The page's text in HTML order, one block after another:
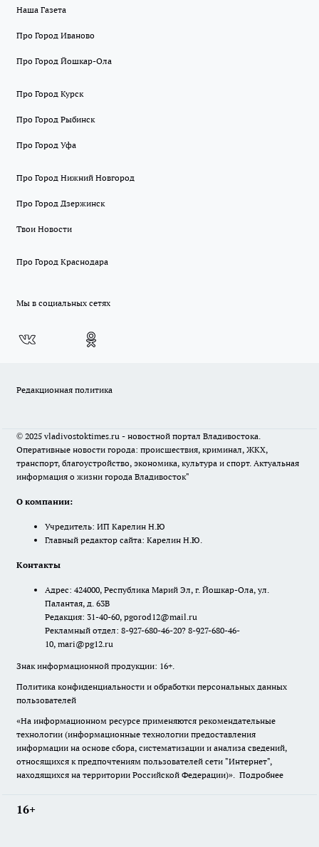
Наша Газета
Про Город Иваново
Про Город Йошкар-Ола
Про Город Курск
Про Город Рыбинск
Про Город Уфа
Про Город Нижний Новгород
Про Город Дзержинск
Твои Новости
Про Город Краснодара
Мы в социальных сетях
Редакционная политика
© 2025 vladivostoktimes.ru - новостной портал Владивостока.
Оперативные новости города: происшествия, криминал, ЖКХ,
транспорт, благоустройство, экономика, культура и спорт. Актуальная
информация о жизни города Владивосток"
О компании:
Учредитель: ИП Карелин Н.Ю
Главный редактор сайта: Карелин Н.Ю.
Контакты
Адрес: 424000, Республика Марий Эл, г. Йошкар-Ола, ул.
Палантая, д. 63В
Редакция: 31-40-60, pgorod12@mail.ru
Рекламный отдел: 8-927-680-46-20? 8-927-680-46-
10, mari@pg12.ru
Знак информационной продукции: 16+.
Политика конфиденциальности и обработки персональных данных
пользователей
«На информационном ресурсе применяются рекомендательные
технологии (информационные технологии предоставления
информации на основе сбора, систематизации и анализа сведений,
относящихся к предпочтениям пользователей сети "Интернет",
находящихся на территории Российской Федерации)». Подробнее
16+